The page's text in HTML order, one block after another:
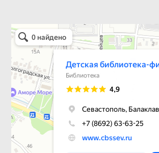
Детская библиотека-филиал № 9
Библиотека в Севастополе